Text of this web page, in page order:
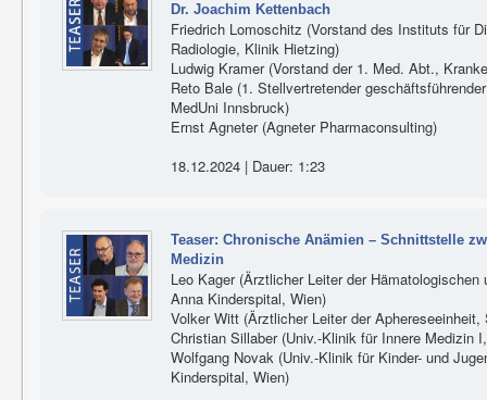
Dr. Joachim Kettenbach
Friedrich Lomoschitz (Vorstand des Instituts für
Radiologie, Klinik Hietzing)
Ludwig Kramer (Vorstand der 1. Med. Abt.,
Reto Bale (1. Stellvertretender
MedUni Innsbruck)
Ernst Agneter (Agneter Pharmaconsulting)
18.12.2024 | Dauer: 1:23
Teaser: Chronische Anämien – Schnittstelle
Medizin
Leo Kager (Ärztlicher Leiter der
Anna Kinderspital, Wien)
Volker Witt (Ärztlicher Leiter der
Christian Sillaber (Univ.-Klinik für Innere Medizin
Wolfgang Novak (Univ.-Klinik für Kinder- und
Kinderspital, Wien)